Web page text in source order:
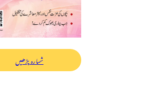
شمارہ پڑھیں